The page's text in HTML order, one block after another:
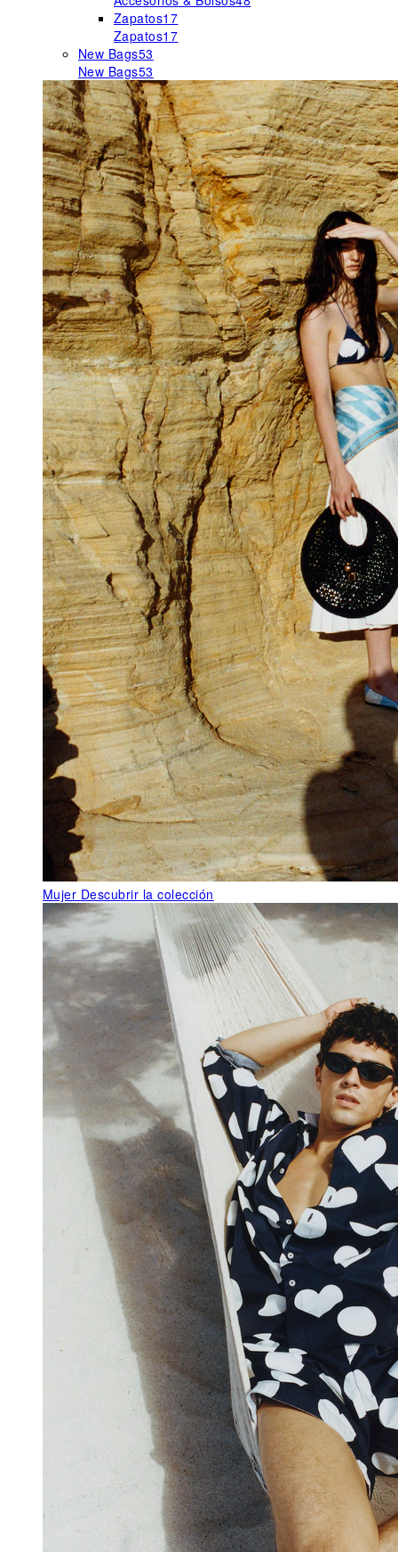
Zapatos17
Zapatos17
New Bags53
New Bags53
Mujer Descubrir la colección